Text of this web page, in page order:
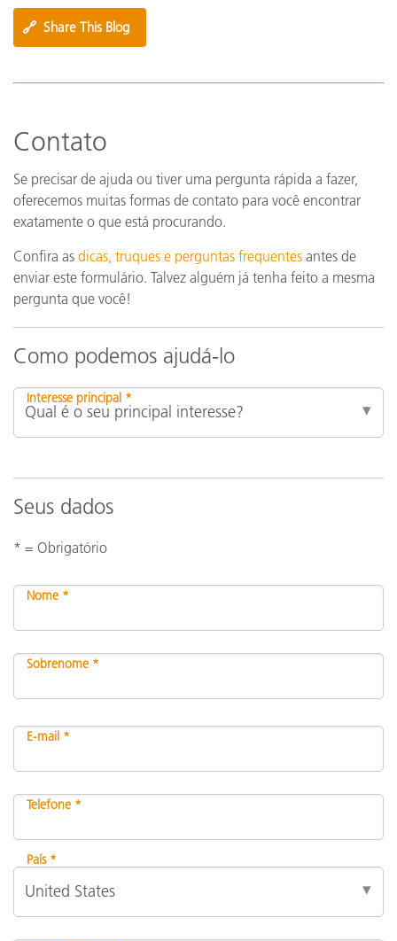
🔗 Share This Blog
Contato
Se precisar de ajuda ou tiver uma pergunta rápida a fazer,
oferecemos muitas formas de contato para você encontrar
exatamente o que está procurando.
Confira as dicas, truques e perguntas frequentes antes de
enviar este formulário. Talvez alguém já tenha feito a mesma
pergunta que você!
Como podemos ajudá-lo
Interesse principal *
Seus dados
* = Obrigatório
Nome *
Sobrenome *
E-mail *
Telefone *
País *